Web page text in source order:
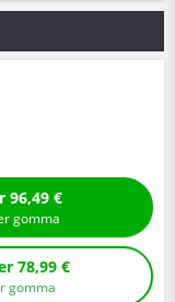
montaggio per 96,49 €
gomma
senza montaggio per 78,99 €
gomma